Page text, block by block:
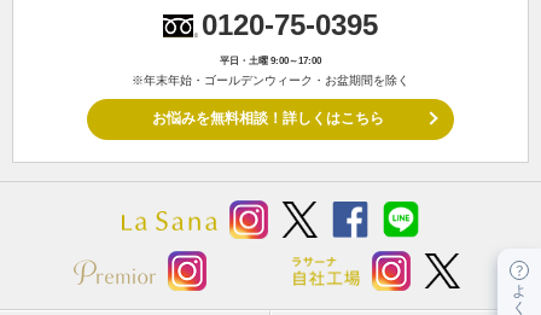
0120-75-0395
平日・土曜 9:00～17:00
※年末年始・ゴールデンウィーク・お盆期間を除く
お悩みを無料相談！詳しくはこちら
よ
く